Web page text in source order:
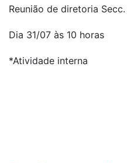
Reunião de diretoria
Dia 31/07 às 10 horas
*Atividade interna